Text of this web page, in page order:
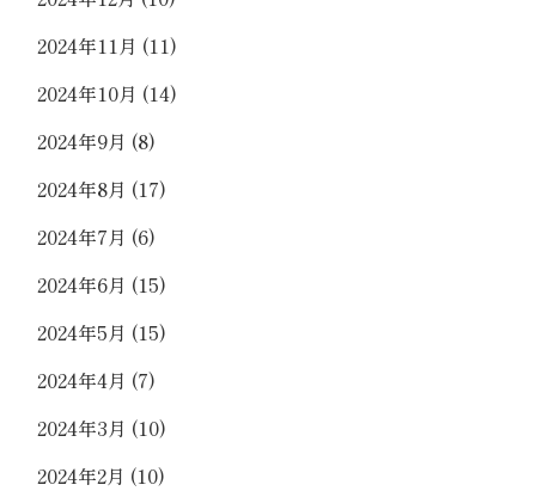
2024年11月 (11)
2024年10月 (14)
2024年9月 (8)
2024年8月 (17)
2024年7月 (6)
2024年6月 (15)
2024年5月 (15)
2024年4月 (7)
2024年3月 (10)
2024年2月 (10)